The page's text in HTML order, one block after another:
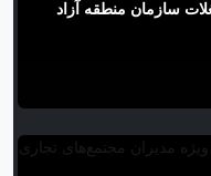
سازمان منطقه آزاد